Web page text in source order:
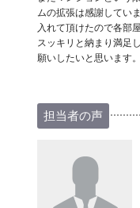
ムの拡張は感謝してい
入れて頂けたので各部
スッキリと納まり満足
願いしたいと思います。
担当者の声